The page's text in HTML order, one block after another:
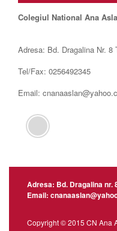
Colegiul National Ana
Adresa: Bd. Dragalina Nr. 8
Tel/Fax: 0256492345
Email:
Adresa: Bd. Dragalina nr.
Email:
Copyright © 2015 CN Ana